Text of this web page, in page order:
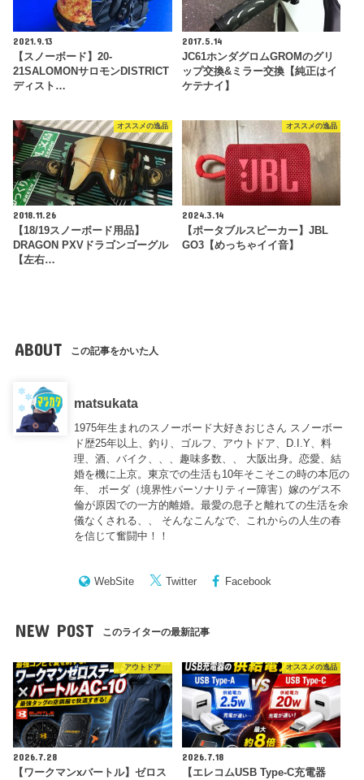
2021.9.13
【スノーボード】20-
21SALOMONサロモンDISTRICT
ディスト…
2017.5.14
JC61ホンダグロムGROMのグリ
ップ交換&ミラー交換【純正はイ
ケテナイ】
オススメの逸品
2018.11.26
【18/19スノーボード用品】
DRAGON PXVドラゴンゴーグル
【左右…
オススメの逸品
2024.3.14
【ポータブルスピーカー】JBL
GO3【めっちゃイイ音】
ABOUT この記事をかいた人
matsukata
1975年生まれのスノーボード大好きおじさん スノーボー
ド歴25年以上、釣り、ゴルフ、アウトドア、D.I.Y、料
理、酒、バイク、、、趣味多数、、 大阪出身。恋愛、結
婚を機に上京。東京での生活も10年そこそこの時の本厄の
年、 ボーダ（境界性パーソナリティー障害）嫁のゲス不
倫が原因での一方的離婚。最愛の息子と離れての生活を余
儀なくされる、、 そんなこんなで、これからの人生の春
を信じて奮闘中！！
WebSite Twitter Facebook
NEW POST このライターの最新記事
アウトドア
2026.7.28
【ワークマンxバートル】ゼロス
オススメの逸品
2026.7.18
【エレコムUSB Type-C充電器